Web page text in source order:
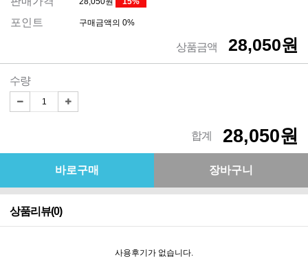
포인트 구매금액의 0%
상품금액 28,050원
수량
28,050원
합계
상품리뷰(0)
사용후기가 없습니다.